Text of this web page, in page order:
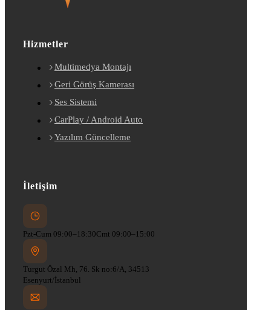
Hizmetler
Multimedya Montajı
Geri Görüş Kamerası
Ses Sistemi
CarPlay / Android Auto
Yazılım Güncelleme
İletişim
Pzt-Cum 09:00–18:30Cmt 09:00–15:00
Turgut Özal Mh, 76. Sk no:6/A, 34513
Esenyurt/İstanbul